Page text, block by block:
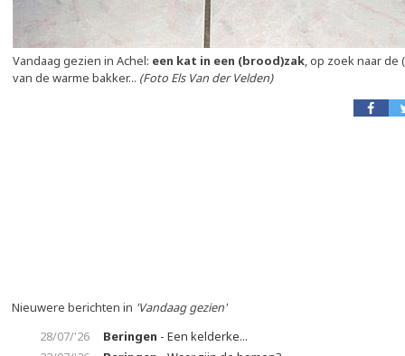
Vandaag gezien in Achel: een kat in een (brood)zak, op zoek naar
van de warme bakker... (Foto Els Van der Velden)
Nieuwere berichten in 'Vandaag gezien'
28/07/'26
Beringen - Een kelderke...